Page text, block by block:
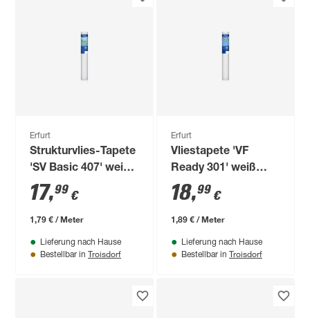
Erfurt
Strukturvlies-Tapete
'SV Basic 407' weiß
0,53 x 10,05 m
17,99 €
1,79 € / Meter
Lieferung nach Hause
Bestellbar in Troisdorf
Erfurt
Vliestapete 'VF
Ready 301' weiß
0,53 x 10,05 m
18,99 €
1,89 € / Meter
Lieferung nach Hause
Bestellbar in Troisdorf